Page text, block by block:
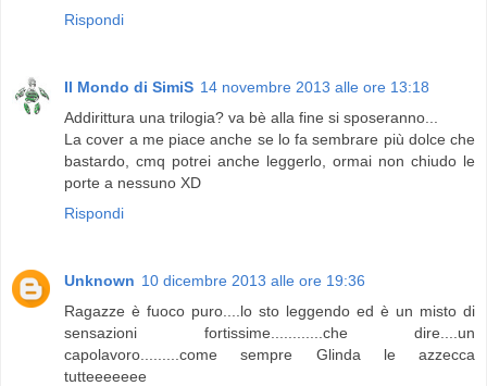
Rispondi
Il Mondo di SimiS 14 novembre 2013 alle ore 13:18
Addirittura una trilogia? va bè alla fine si sposeranno...
La cover a me piace anche se lo fa sembrare più dolce che
bastardo, cmq potrei anche leggerlo, ormai non chiudo le
porte a nessuno XD
Rispondi
Unknown 10 dicembre 2013 alle ore 19:36
Ragazze è fuoco puro....lo sto leggendo ed è un misto di
sensazioni fortissime............che dire....un
capolavoro.........come sempre Glinda le azzecca
tutteeeeeee